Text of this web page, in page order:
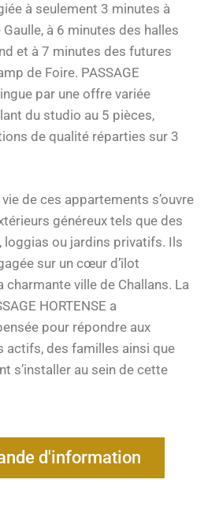
à seulement 3 minutes à
à 6 minutes des halles
et à 7 minutes des futures
de Foire. PASSAGE
par une offre variée
du studio au 5 pièces,
de qualité réparties sur 3
de ces appartements s’ouvre
généreux tels que des
loggias ou jardins privatifs. Ils
sur un cœur d’îlot
charmante ville de Challans. La
HORTENSE a
pour répondre aux
actifs, des familles ainsi que
s’installer au sein de cette
d'information